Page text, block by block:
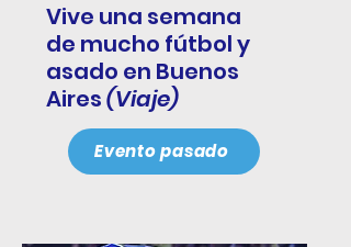
Vive una semana
de mucho fútbol y
asado en Buenos
Aires(Viaje)
Evento pasado